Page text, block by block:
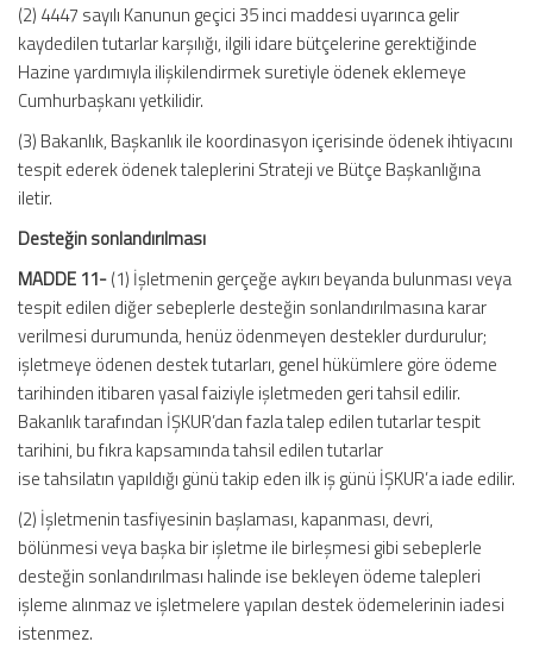
(2) 4447 sayılı Kanunun geçici 35 inci maddesi uyarınca gelir
kaydedilen tutarlar karşılığı, ilgili idare bütçelerine gerektiğinde
Hazine yardımıyla ilişkilendirmek suretiyle ödenek eklemeye
Cumhurbaşkanı yetkilidir.
(3) Bakanlık, Başkanlık ile koordinasyon içerisinde ödenek ihtiyacını
tespit ederek ödenek taleplerini Strateji ve Bütçe Başkanlığına
iletir.
Desteğin sonlandırılması
MADDE 11-(1) İşletmenin gerçeğe aykırı beyanda bulunması veya
tespit edilen diğer sebeplerle desteğin sonlandırılmasına karar
verilmesi durumunda, henüz ödenmeyen destekler durdurulur;
işletmeye ödenen destek tutarları, genel hükümlere göre ödeme
tarihinden itibaren yasal faiziyle işletmeden geri tahsil edilir.
Bakanlık tarafından İŞKUR’dan fazla talep edilen tutarlar tespit
tarihini, bu fıkra kapsamında tahsil edilen tutarlar
ise tahsilatın yapıldığı günü takip eden ilk iş günü İŞKUR’a iade edilir.
(2) İşletmenin tasfiyesinin başlaması, kapanması, devri,
bölünmesi veya başka bir işletme ile birleşmesi gibi sebeplerle
desteğin sonlandırılması halinde ise bekleyen ödeme talepleri
işleme alınmaz ve işletmelere yapılan destek ödemelerinin iadesi
istenmez.